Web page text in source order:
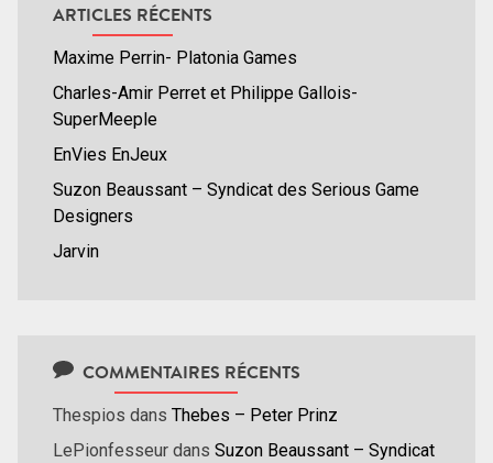
ARTICLES RÉCENTS
Maxime Perrin- Platonia Games
Charles-Amir Perret et Philippe Gallois-
SuperMeeple
EnVies EnJeux
Suzon Beaussant – Syndicat des Serious Game
Designers
Jarvin
COMMENTAIRES RÉCENTS
Thespios dans Thebes – Peter Prinz
LePionfesseur dans Suzon Beaussant – Syndicat